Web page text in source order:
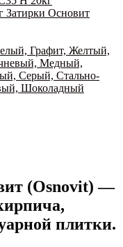
Основит
Графит, Желтый,
Медный,
Серый, Стально-
Шоколадный
(Osnovit) —
плитки.